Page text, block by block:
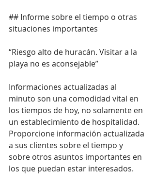
## Informe sobre el tiempo o otras
situaciones importantes
“Riesgo alto de huracán. Visitar a la
playa no es aconsejable”
Informaciones actualizadas al
minuto son una comodidad vital en
los tiempos de hoy, no solamente en
un establecimiento de hospitalidad.
Proporcione información actualizada
a sus clientes sobre el tiempo y
sobre otros asuntos importantes en
los que puedan estar interesados​​.